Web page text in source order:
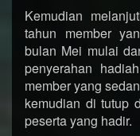
Kemudian
tahun member
bulan Mei mulai
penyerahan
member yang
kemudian di tutup
peserta yang hadir.